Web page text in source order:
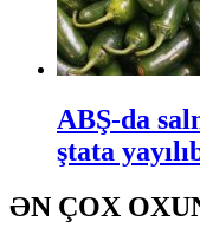
ABŞ-da
ştata
ƏN ÇOX